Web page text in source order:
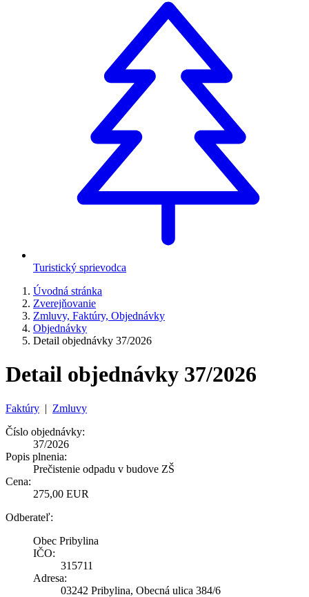
Turistický sprievodca
Úvodná stránka
Zverejňovanie
Zmluvy, Faktúry, Objednávky
Objednávky
Detail objednávky 37/2026
Detail objednávky 37/2026
Faktúry | Zmluvy
Číslo objednávky:
37/2026
Popis plnenia:
Prečistenie odpadu v budove ZŠ
Cena:
275,00 EUR
Odberateľ:
Obec Pribylina
IČO:
315711
Adresa:
03242 Pribylina, Obecná ulica 384/6